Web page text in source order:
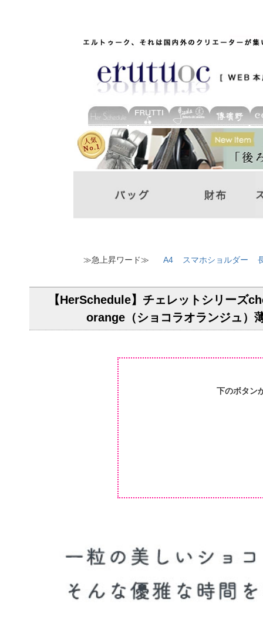
≫急上昇ワード≫ A4 スマホショルダー
【HerSchedule】チェレットシリー
orange（ショコラオランジュ
下のボタン